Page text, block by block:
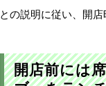
との説明に従い、開
開店前には